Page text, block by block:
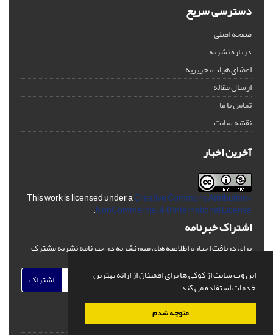
این وب سایت از کوکی ها برای اطمینان از ارائه بهترین
خدمات استفاده می کند.
متوجه شدم
دسترسی سریع
صفحه اصلی
درباره نشریه
اعضای هیات تحریریه
ارسال مقاله
تماس با ما
نقشه سایت
آخرین اخبار
This work is licensed under aCreative Commons Attribution-
NonCommercial 4.0 International License
.
اشتراک خبرنامه
برای دریافت اخبار و اطلاعیه های مهم نشریه در خبرنامه نشریه مشترک
اشتراک